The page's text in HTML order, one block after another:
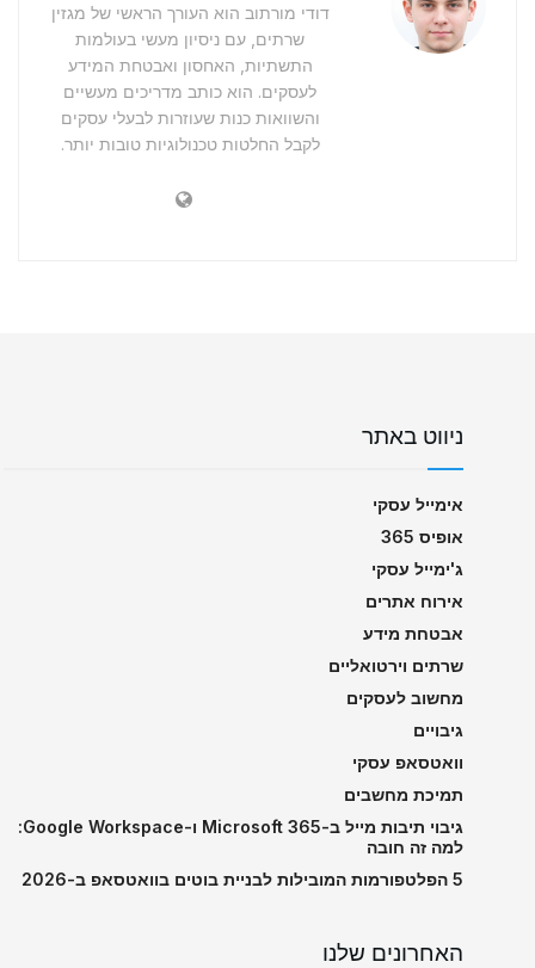
דודי מורתוב הוא העורך הראשי של מגזין
שרתים, עם ניסיון מעשי בעולמות
התשתיות, האחסון ואבטחת המידע
לעסקים. הוא כותב מדריכים מעשיים
והשוואות כנות שעוזרות לבעלי עסקים
לקבל החלטות טכנולוגיות טובות יותר.
ניווט באתר
אימייל עסקי
אופיס 365
ג'ימייל עסקי
אירוח אתרים
אבטחת מידע
שרתים וירטואליים
מחשוב לעסקים
גיבויים
וואטסאפ עסקי
תמיכת מחשבים
גיבוי תיבות מייל ב-Microsoft 365 ו-Google Workspace:
למה זה חובה
5 הפלטפורמות המובילות לבניית בוטים בוואטסאפ ב-2026
האחרונים שלנו